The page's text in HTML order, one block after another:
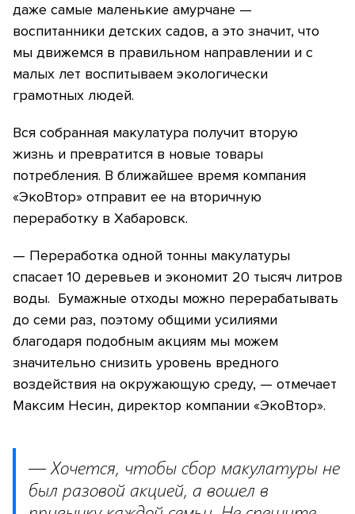
даже самые маленькие амурчане —
воспитанники детских садов, а это значит, что
мы движемся в правильном направлении и с
малых лет воспитываем экологически
грамотных людей.
Вся собранная макулатура получит вторую
жизнь и превратится в новые товары
потребления. В ближайшее время компания
«ЭкоВтор» отправит ее на вторичную
переработку в Хабаровск.
— Переработка одной тонны макулатуры
спасает 10 деревьев и экономит 20 тысяч литров
воды. Бумажные отходы можно перерабатывать
до семи раз, поэтому общими усилиями
благодаря подобным акциям мы можем
значительно снизить уровень вредного
воздействия на окружающую среду, — отмечает
Максим Несин, директор компании «ЭкоВтор».
— Хочется, чтобы сбор макулатуры не
был разовой акцией, а вошел в